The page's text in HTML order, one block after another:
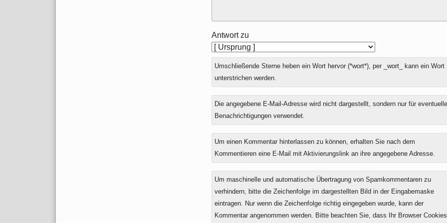
Antwort zu
Umschließende Sterne heben ein Wort hervor (*wort*), per _wort_ kann ein Wort
unterstrichen werden.
Die angegebene E-Mail-Adresse wird nicht dargestellt, sondern nur für eventuelle
Benachrichtigungen verwendet.
Um einen Kommentar hinterlassen zu können, erhalten Sie nach dem
Kommentieren eine E-Mail mit Aktivierungslink an ihre angegebene Adresse.
Um maschinelle und automatische Übertragung von Spamkommentaren zu
verhindern, bitte die Zeichenfolge im dargestellten Bild in der Eingabemaske
eintragen. Nur wenn die Zeichenfolge richtig eingegeben wurde, kann der
Kommentar angenommen werden. Bitte beachten Sie, dass Ihr Browser Cookies